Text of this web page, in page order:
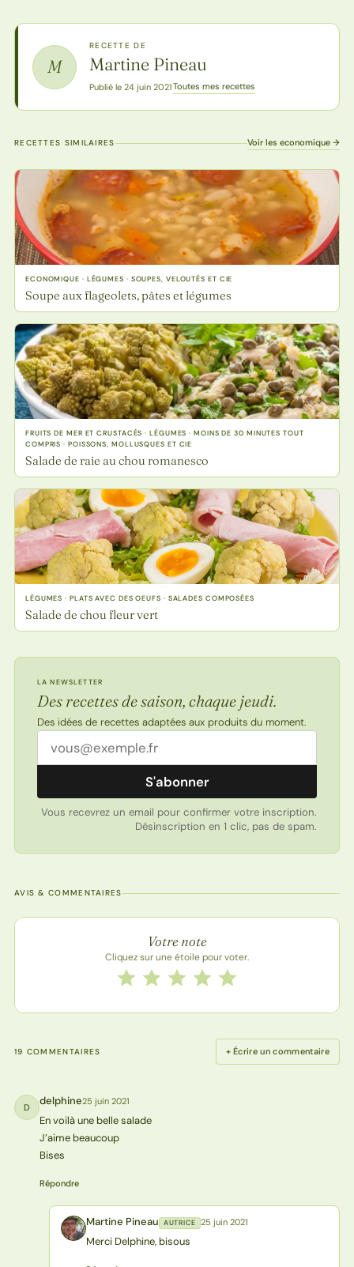
M
RECETTE DE
Martine Pineau
Publié le 24 juin 2021·Toutes mes recettes
RECETTES SIMILAIRES Voir les economique →
ECONOMIQUE · LÉGUMES · SOUPES, VELOUTÉS ET CIE
Soupe aux flageolets, pâtes et légumes
FRUITS DE MER ET CRUSTACÉS · LÉGUMES · MOINS DE 30 MINUTES TOUT
COMPRIS · POISSONS, MOLLUSQUES ET CIE
Salade de raie au chou romanesco
LÉGUMES · PLATS AVEC DES OEUFS · SALADES COMPOSÉES
Salade de chou fleur vert
LA NEWSLETTER
Des recettes de saison, chaque jeudi.
Des idées de recettes adaptées aux produits du moment.
Adresse email
S'abonner
Vous recevrez un email pour confirmer votre inscription.
Désinscription en 1 clic, pas de spam.
AVIS & COMMENTAIRES
Note de la recette
Votre note
Cliquez sur une étoile pour voter.
Notez cette recette de 1 à 5 étoiles
5 étoiles
4 étoiles
3 étoiles
2 étoiles
1 étoile
19 COMMENTAIRES + Écrire un commentaire
D delphine25 juin 2021
En voilà une belle salade
J’aime beaucoup
Bises
Répondre
MP Martine Pineau AUTRICE 25 juin 2021
Merci Delphine, bisous